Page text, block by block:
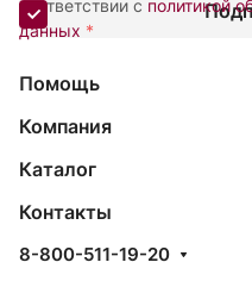
соответствии с политикой
данных *
Помощь
Компания
Каталог
Контакты
8-800-511-19-20